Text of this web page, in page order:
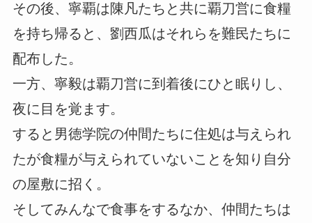
その後、寧覇は陳凡たちと共に覇刀営に食糧
を持ち帰ると、劉西瓜はそれらを難民たちに
配布した。
一方、寧毅は覇刀営に到着後にひと眠りし、
夜に目を覚ます。
すると男徳学院の仲間たちに住処は与えられ
たが食糧が与えられていないことを知り自分
の屋敷に招く。
そしてみんなで食事をするなか、仲間たちは